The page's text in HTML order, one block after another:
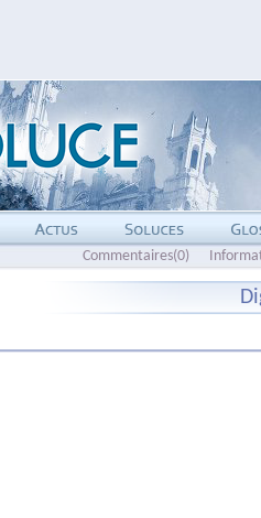
Commentaires(0)